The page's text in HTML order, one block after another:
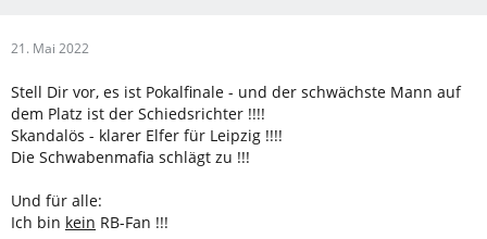
21. Mai 2022
Stell Dir vor, es ist Pokalfinale - und der schwächste Mann auf
dem Platz ist der Schiedsrichter !!!!
Skandalös - klarer Elfer für Leipzig !!!!
Die Schwabenmafia schlägt zu !!!
Und für alle:
Ich bin kein RB-Fan !!!